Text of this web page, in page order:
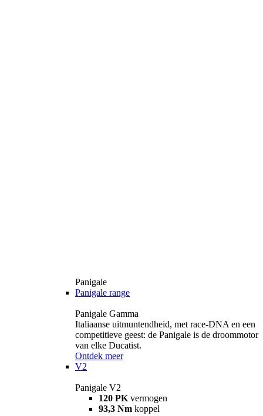
Panigale
Panigale range
Panigale Gamma
Italiaanse uitmuntendheid, met race-DNA en een
competitieve geest: de Panigale is de droommotor
van elke Ducatist.
Ontdek meer
V2
Panigale V2
120 PK vermogen
93,3 Nm koppel